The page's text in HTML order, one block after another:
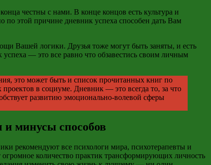
честны с нами. В конце концов есть культура и
по этой причине дневник успеха способен дать Вам
Вашей логики. Друзья тоже могут быть заняты, и есть
успеха — это все равно что обзавестись своим личным
это может быть и список прочитанных книг по
в социуме. Дневник — это всегда то, за что
развитию эмоционально-волевой сферы
и минусы способов
рекомендуют все психологи мира, психотерапевты и
количество практик трансформирующих личность